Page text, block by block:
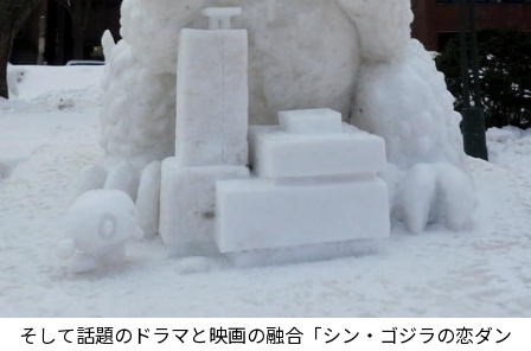
そして話題のドラマと映画の融合「シン・ゴジラの恋ダン